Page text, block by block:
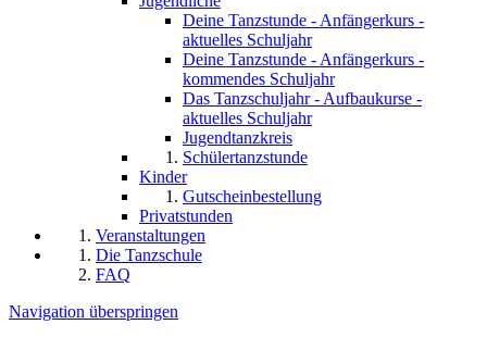
Deine Tanzstunde - Anfängerkurs -
aktuelles Schuljahr
Deine Tanzstunde - Anfängerkurs -
kommendes Schuljahr
Das Tanzschuljahr - Aufbaukurse -
aktuelles Schuljahr
Jugendtanzkreis
Schülertanzstunde
Kinder
Gutscheinbestellung
Privatstunden
Veranstaltungen
Die Tanzschule
FAQ
Navigation überspringen